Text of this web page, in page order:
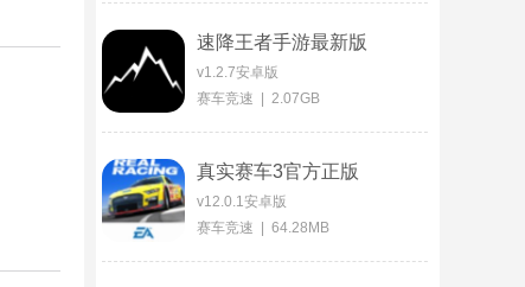
速降王者手游最新版
v1.2.7安卓版
赛车竞速 | 2.07GB
真实赛车3官方正版
v12.0.1安卓版
赛车竞速 | 64.28MB